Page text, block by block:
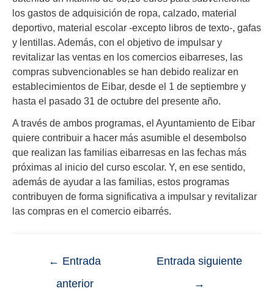
los gastos de adquisición de ropa, calzado, material
deportivo, material escolar -excepto libros de texto-, gafas
y lentillas. Además, con el objetivo de impulsar y
revitalizar las ventas en los comercios eibarreses, las
compras subvencionables se han debido realizar en
establecimientos de Eibar, desde el 1 de septiembre y
hasta el pasado 31 de octubre del presente año.
A través de ambos programas, el Ayuntamiento de Eibar
quiere contribuir a hacer más asumible el desembolso
que realizan las familias eibarresas en las fechas más
próximas al inicio del curso escolar. Y, en ese sentido,
además de ayudar a las familias, estos programas
contribuyen de forma significativa a impulsar y revitalizar
las compras en el comercio eibarrés.
← Entrada
anterior
Entrada siguiente
→